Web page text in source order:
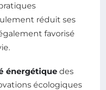
réduit ses
favorisé
énergétique des
écologiques